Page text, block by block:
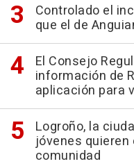
Controlado el
que el de
El Consejo
información de
aplicación para
Logroño, la
jóvenes
comunidad